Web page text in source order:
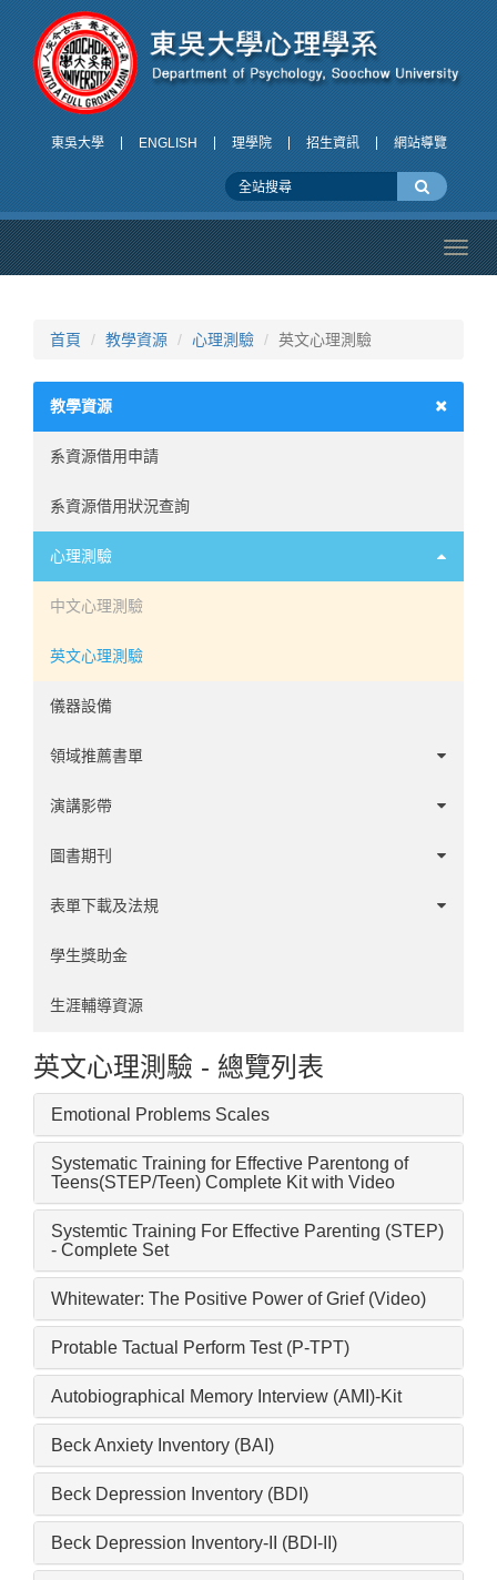
東吳大學 ENGLISH 理學院 招生資訊 網站導覽
首頁 教學資源 心理測驗 英文心理測驗
教學資源
系資源借用申請
系資源借用狀況查詢
心理測驗
中文心理測驗
英文心理測驗
儀器設備
領域推薦書單
諮商領域
心理學家傳記
發展領域
社會與性格領域
臨床領域
神經心理領域
實驗認知領域
使用者經驗領域
心理計量領域
人力資源領域
演講影帶
1-20
21-60
61-100
101-140
141-194
圖書期刊
1-60
61-120
121-180
181-240
241-300
301-326
表單下載及法規
學系事務
碩班事務
實習辦法
其他
學生獎助金
生涯輔導資源
英文心理測驗 - 總覽列表
Emotional Problems Scales
Systematic Training for Effective Parentong of
Teens(STEP/Teen) Complete Kit with Video
Systemtic Training For Effective Parenting (STEP)
- Complete Set
Whitewater: The Positive Power of Grief (Video)
Protable Tactual Perform Test (P-TPT)
Autobiographical Memory Interview (AMI)-Kit
Beck Anxiety Inventory (BAI)
Beck Depression Inventory (BDI)
Beck Depression Inventory-II (BDI-II)